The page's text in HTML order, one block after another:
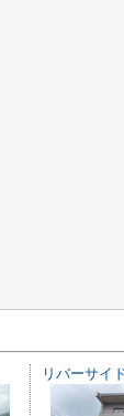
リバーサイ